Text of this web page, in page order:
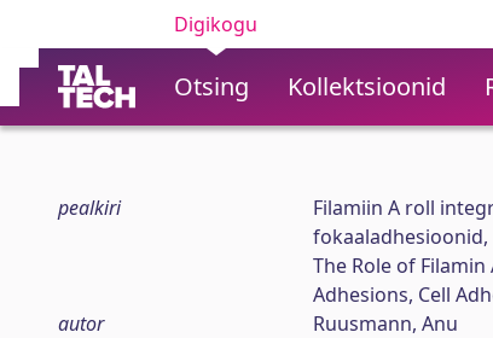
Digikogu
Otsing Kollektsioonid
pealkiri
Filamiin A roll
The Role of
Adhesions, Cell
autor
Ruusmann, Anu